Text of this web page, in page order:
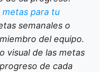
para tu
semanales o
del equipo.
visual de las metas
de cada